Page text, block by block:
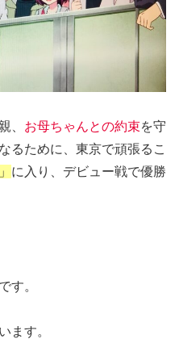
、 お母ちゃんとの約束を守
るために、東京で頑張るこ
に入り、デビュー戦で優勝
す。
ます。